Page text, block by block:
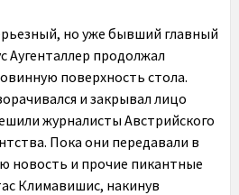
но уже бывший главный
Аугенталлер продолжал
поверхность стола.
и закрывал лицо
журналисты Австрийского
Пока они передавали в
и прочие пикантные
Климавишис, накинув